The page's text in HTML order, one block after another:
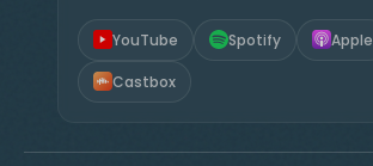
YouTube Spotify Apple
Castbox